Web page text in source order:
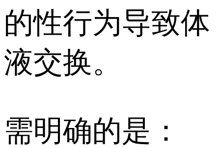
的性行为导致体
液交换。
需明确的是：